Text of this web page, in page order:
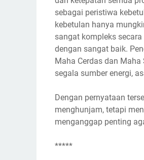
sebagai peristiwa
kebetulan hanya
sangat kompleks
dengan sangat baik.
Maha Cerdas dan
segala sumber energi,
Dengan pernyataan
menghunjam, tetapi
menganggap penting
*****